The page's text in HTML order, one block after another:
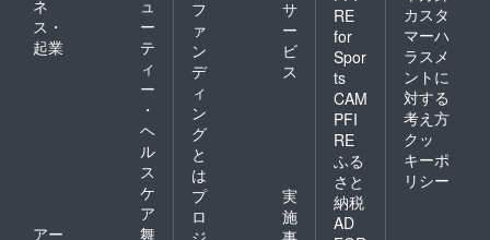
風味が
クセに
なりま
す！ ・
おにぎ
りの具
材に好
評です
・トー
ストの
上に乗
ネ
ス・
起業
ュ
ー
テ
ィ
ー
・
ヘ
ル
ス
ケ
ア
アー
舞
フ
ァ
ン
デ
ィ
ン
グ
と
は
サ
ー
ビ
ス
プ
ロ
実
施
RE
for
Spor
ts
CAM
PFI
RE
ふる
さと
納税
AD
カスタ
マーハ
ラスメ
ントに
対する
考え方
クッ
キーポ
リシー